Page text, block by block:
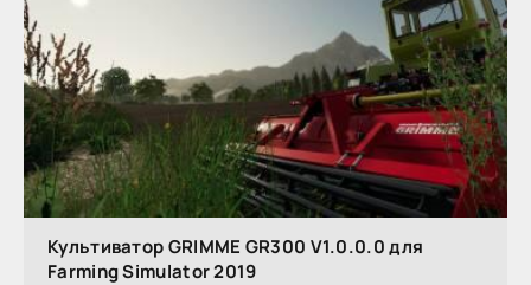
Культиватор GRIMME GR300 V1.0.0.0 для
Farming Simulator 2019